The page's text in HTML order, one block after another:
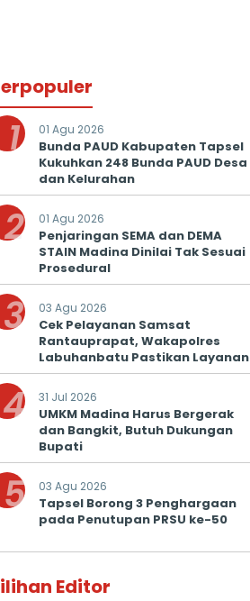
1 01 Agu 2026
Bunda PAUD Kabupaten Tapsel
Kukuhkan 248 Bunda PAUD Desa
dan Kelurahan
2 01 Agu 2026
Penjaringan SEMA dan DEMA
STAIN Madina Dinilai Tak Sesuai
Prosedural
3 03 Agu 2026
Cek Pelayanan Samsat
Rantauprapat, Wakapolres
Labuhanbatu Pastikan Layanan
Prima untuk Masyarakat
4 31 Jul 2026
UMKM Madina Harus Bergerak
dan Bangkit, Butuh Dukungan
Bupati
5 03 Agu 2026
Tapsel Borong 3 Penghargaan
pada Penutupan PRSU ke-50
Editor